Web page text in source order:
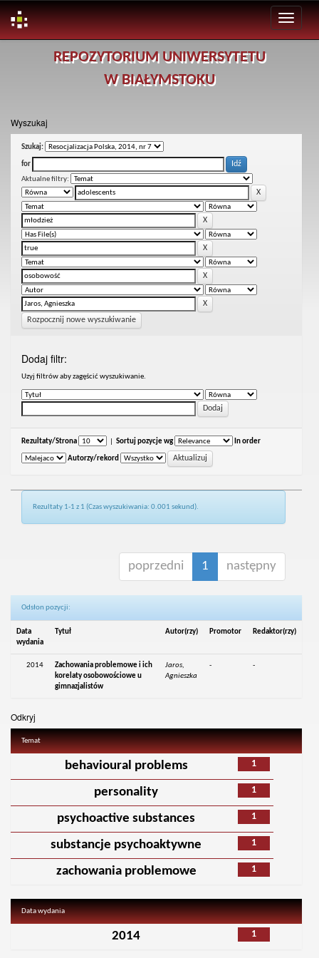
REPOZYTORIUM UNIWERSYTETU
W BIAŁYMSTOKU
Wyszukaj
Szukaj:
for
Aktualne filtry:
Rozpocznij nowe wyszukiwanie
Dodaj filtr:
Uzyj filtrów aby zagęścić wyszukiwanie.
Rezultaty/Strona Sortuj pozycje wg In order
Autorzy/rekord
Rezultaty 1-1 z 1 (Czas wyszukiwania: 0.001 sekund).
poprzedni 1 następny
Odsłon pozycji:
Data
wydania
Tytuł Autor(rzy) Promotor Redaktor(rzy)
2014
Zachowania problemowe i ich
korelaty osobowościowe u
gimnazjalistów
Jaros,
Agnieszka
- -
Odkryj
Temat
1
behavioural problems
1
personality
1
psychoactive substances
1
substancje psychoaktywne
1
zachowania problemowe
Data wydania
1
2014